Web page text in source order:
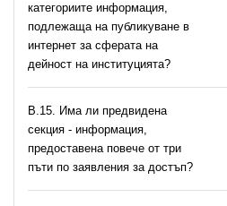
категориите информация,
подлежаща на публикуване в
интернет за сферата на
дейност на институцията?
В.15. Има ли предвидена
секция - информация,
предоставена повече от три
пъти по заявления за достъп?